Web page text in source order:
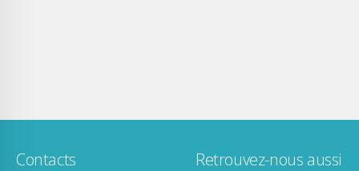
Contacts Retrouvez-nous aussi